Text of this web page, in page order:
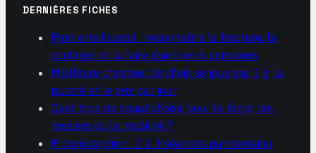
DERNIÈRES FICHES
Petit orteil cassé : reconnaître la fracture, la
soulager et la faire guérir en 6 semaines
Meilleure créatine : le choix se joue sur 3 g, la
pureté et le prix par jour
Quel type de squat choisir pour la force, les
fessiers ou la mobilité ?
Proprioception : 2 à 3 séances par semaine